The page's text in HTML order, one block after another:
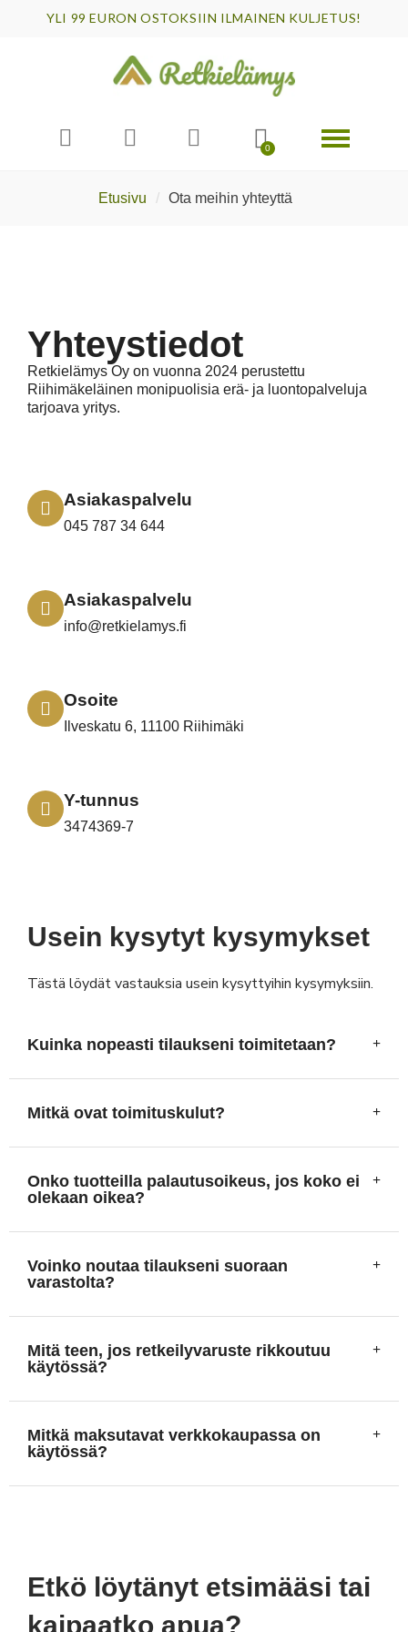
YLI 99 EURON OSTOKSIIN ILMAINEN KULJETUS!
Etusivu Ota meihin yhteyttä
Yhteystiedot
Retkielämys Oy on vuonna 2024 perustettu
Riihimäkeläinen monipuolisia erä- ja luontopalveluja
tarjoava yritys.
Asiakaspalvelu
045 787 34 644
Asiakaspalvelu
info@retkielamys.fi
Osoite
Ilveskatu 6, 11100 Riihimäki
Y-tunnus
3474369-7
Usein kysytyt kysymykset
Tästä löydät vastauksia usein kysyttyihin kysymyksiin.
Kuinka nopeasti tilaukseni toimitetaan?
Mitkä ovat toimituskulut?
Onko tuotteilla palautusoikeus, jos koko ei
olekaan oikea?
Voinko noutaa tilaukseni suoraan
varastolta?
Mitä teen, jos retkeilyvaruste rikkoutuu
käytössä?
Mitkä maksutavat verkkokaupassa on
käytössä?
Etkö löytänyt etsimääsi tai
kaipaatko apua?